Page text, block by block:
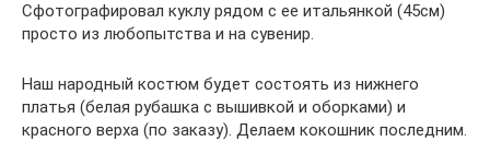
Сфотографировал куклу рядом с ее итальянкой (45см)
просто из любопытства и на сувенир.
Наш народный костюм будет состоять из нижнего
платья (белая рубашка с вышивкой и оборками) и
красного верха (по заказу). Делаем кокошник последним.